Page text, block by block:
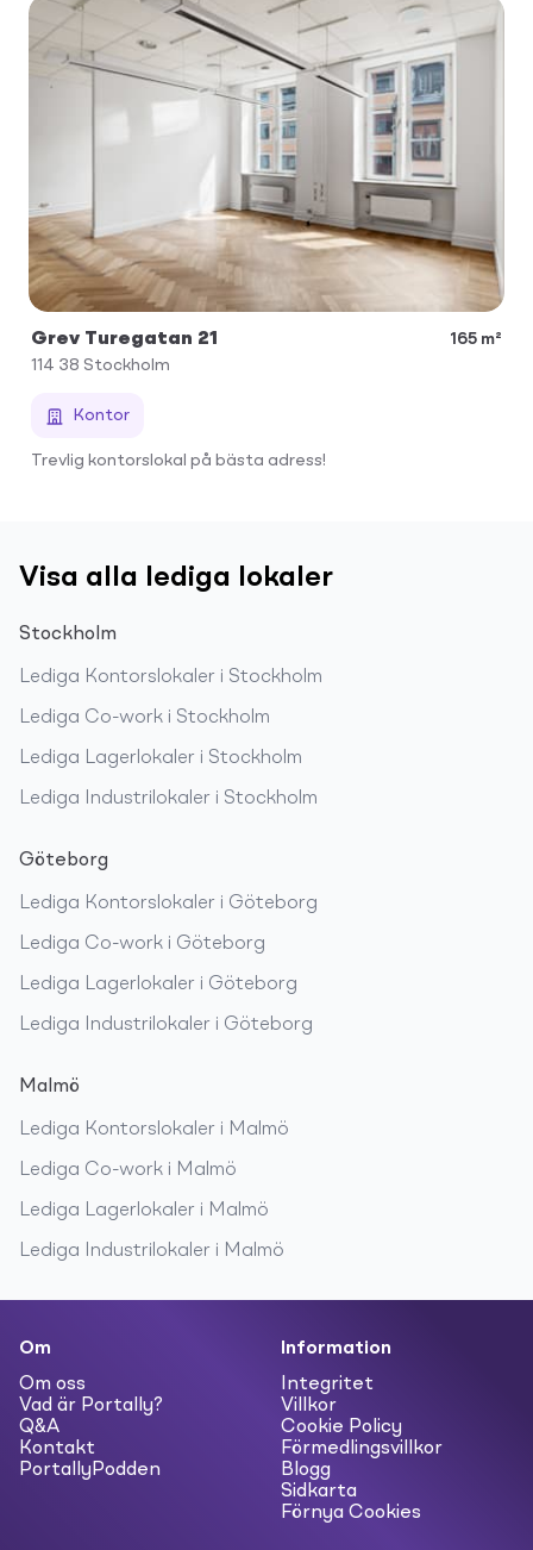
Grev Turegatan 21
165 m²
114 38 Stockholm
Kontor
Trevlig kontorslokal på bästa adress!
Visa alla lediga lokaler
Stockholm
Lediga Kontorslokaler i Stockholm
Lediga Co-work i Stockholm
Lediga Lagerlokaler i Stockholm
Lediga Industrilokaler i Stockholm
Göteborg
Lediga Kontorslokaler i Göteborg
Lediga Co-work i Göteborg
Lediga Lagerlokaler i Göteborg
Lediga Industrilokaler i Göteborg
Malmö
Lediga Kontorslokaler i Malmö
Lediga Co-work i Malmö
Lediga Lagerlokaler i Malmö
Lediga Industrilokaler i Malmö
Om
Om oss
Vad är Portally?
Q&A
Kontakt
PortallyPodden
Information
Integritet
Villkor
Cookie Policy
Förmedlingsvillkor
Blogg
Sidkarta
Förnya Cookies